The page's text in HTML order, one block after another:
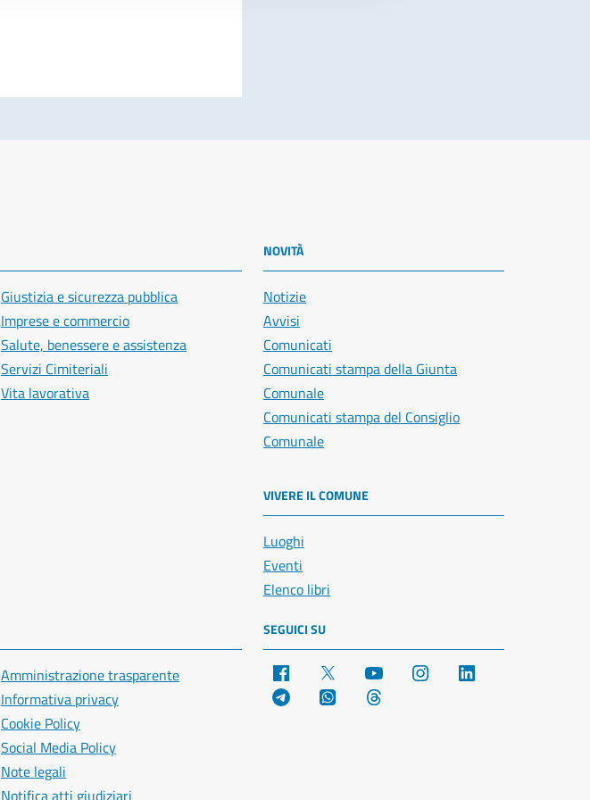
Giustizia e sicurezza pubblica
Imprese e commercio
Salute, benessere e assistenza
Servizi Cimiteriali
Vita lavorativa
NOVITÀ
Notizie
Avvisi
Comunicati
Comunicati stampa della Giunta
Comunale
Comunicati stampa del Consiglio
Comunale
VIVERE IL COMUNE
Luoghi
Eventi
Elenco libri
Amministrazione trasparente
Informativa privacy
Cookie Policy
Social Media Policy
Note legali
SEGUICI SU
Facebook YouTube Instagram
Telegram WhatsApp